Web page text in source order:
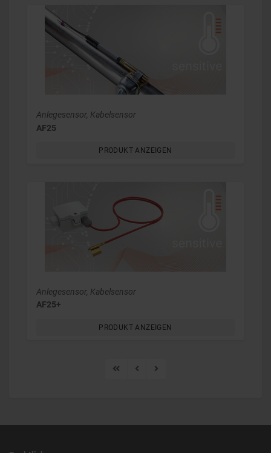
Anlegesensor, Kabelsensor
AF25
PRODUKT ANZEIGEN
Anlegesensor, Kabelsensor
AF25+
PRODUKT ANZEIGEN